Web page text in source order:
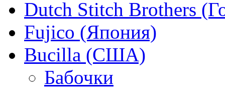
Dutch Stitch Brothers
Fujico (Япония)
Bucilla (США)
Бабочки